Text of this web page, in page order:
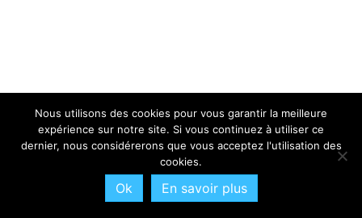
Nous utilisons des cookies pour vous garantir la meilleure
expérience sur notre site. Si vous continuez à utiliser ce
dernier, nous considérerons que vous acceptez l'utilisation des
cookies.
Ok En savoir plus